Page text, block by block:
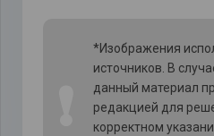
*Изображения
источников. В
данный материал
редакцией для
корректном